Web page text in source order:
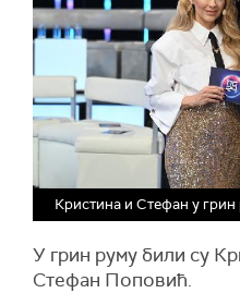
Кристина и Стефан у грин
У грин руму били су
Стефан Поповић.